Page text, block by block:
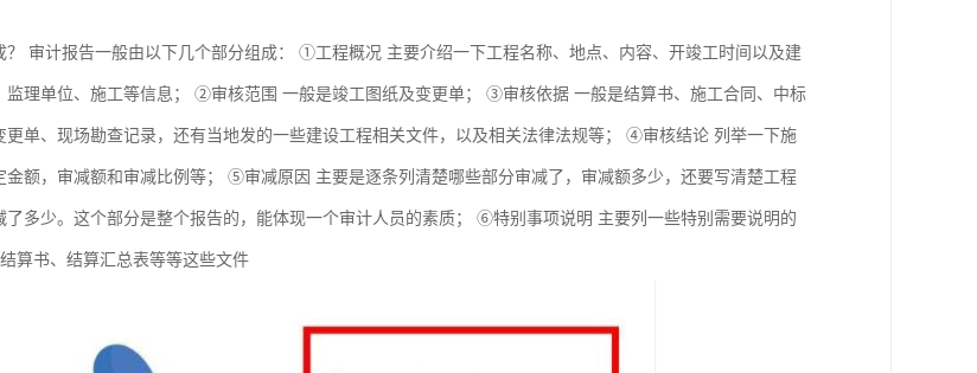
？ 审计报告一般由以下几个部分组成： ①工程概况 主要介绍一下工程名称、地点、内容、开竣工时间以及建
监理单位、施工等信息； ②审核范围 一般是竣工图纸及变更单； ③审核依据 一般是结算书、施工合同、中标
更单、现场勘查记录，还有当地发的一些建设工程相关文件，以及相关法律法规等； ④审核结论 列举一下施
金额，审减额和审减比例等； ⑤审减原因 主要是逐条列清楚哪些部分审减了，审减额多少，还要写清楚工程
了多少。这个部分是整个报告的，能体现一个审计人员的素质； ⑥特别事项说明 主要列一些特别需要说明的
算书、结算汇总表等等这些文件